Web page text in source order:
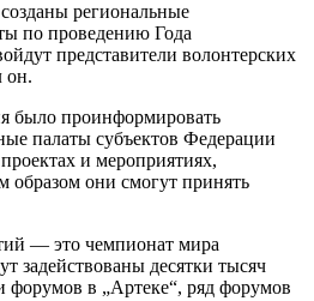
региональные
по проведению Года
представители волонтерских
он.
было проинформировать
палаты субъектов Федерации
и мероприятиях,
образом они смогут принять
— это чемпионат мира
задействованы десятки тысяч
форумов в „Артеке“, ряд форумов